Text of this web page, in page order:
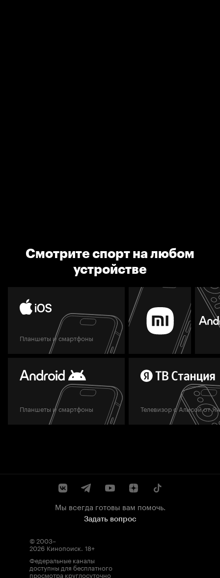
Смотрите спорт на любом
устройстве
Планшеты и смартфоны
Планшеты и смартфоны Телевизор с Алисой от
Мы всегда готовы вам помочь.
Задать вопрос
© 2003–
2026 Кинопоиск. 18+
Федеральные каналы
доступны для бесплатного
просмотра круглосуточно